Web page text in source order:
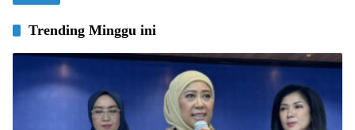
Trending Minggu ini